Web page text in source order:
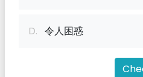
D. 令人困惑